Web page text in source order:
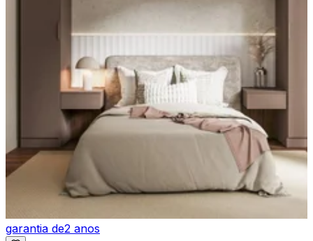
garantia de2 anos